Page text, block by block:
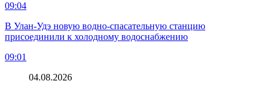
09:04
В Улан-Удэ новую водно‑спасательную станцию
присоединили к холодному водоснабжению
09:01
04.08.2026